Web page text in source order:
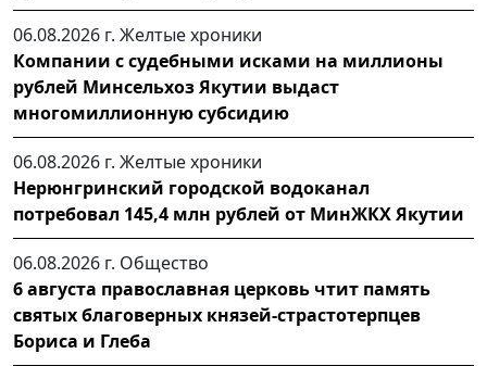
06.08.2026 г. Желтые хроники
Компании с судебными исками на миллионы
рублей Минсельхоз Якутии выдаст
многомиллионную субсидию
06.08.2026 г. Желтые хроники
Нерюнгринский городской водоканал
потребовал 145,4 млн рублей от МинЖКХ Якутии
06.08.2026 г. Общество
6 августа православная церковь чтит память
святых благоверных князей-страстотерпцев
Бориса и Глеба